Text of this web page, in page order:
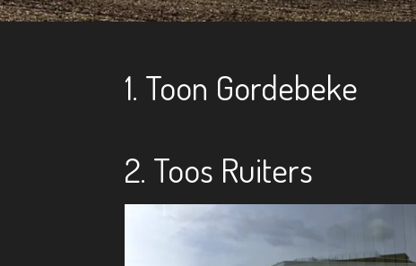
1. Toon Gordebeke
2. Toos Ruiters